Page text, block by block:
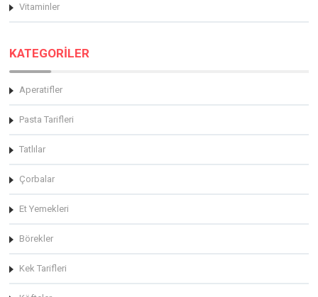
Vitaminler
KATEGORİLER
Aperatifler
Pasta Tarifleri
Tatlılar
Çorbalar
Et Yemekleri
Börekler
Kek Tarifleri